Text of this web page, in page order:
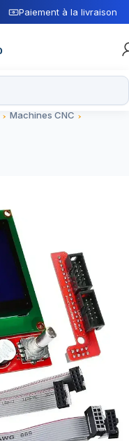
Paiement à la livraison
Machines CNC